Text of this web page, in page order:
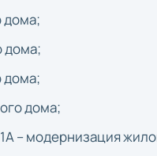
дома;
дома;
дома;
дома;
– модернизация